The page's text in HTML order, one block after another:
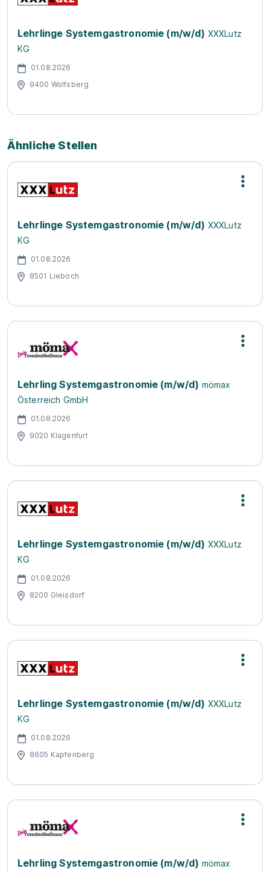
Lehrlinge Systemgastronomie (m/w/d) XXXLutz
KG
01.08.2026
9400 Wolfsberg
Ähnliche Stellen
Lehrlinge Systemgastronomie (m/w/d) XXXLutz
KG
01.08.2026
8501 Lieboch
Lehrling Systemgastronomie (m/w/d) mömax
Österreich GmbH
01.08.2026
9020 Klagenfurt
Lehrlinge Systemgastronomie (m/w/d) XXXLutz
KG
01.08.2026
8200 Gleisdorf
Lehrlinge Systemgastronomie (m/w/d) XXXLutz
KG
01.08.2026
8605 Kapfenberg
Lehrling Systemgastronomie (m/w/d) mömax